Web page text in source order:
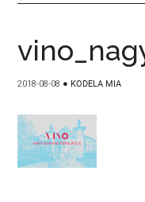
2018-08-08 ● KODELA MIA